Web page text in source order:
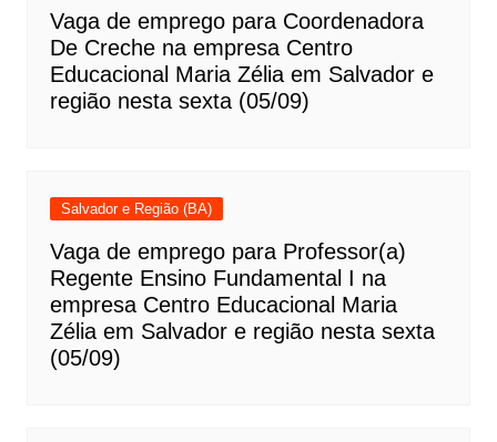
Vaga de emprego para Coordenadora
De Creche na empresa Centro
Educacional Maria Zélia em Salvador e
região nesta sexta (05/09)
Salvador e Região (BA)
Vaga de emprego para Professor(a)
Regente Ensino Fundamental I na
empresa Centro Educacional Maria
Zélia em Salvador e região nesta sexta
(05/09)